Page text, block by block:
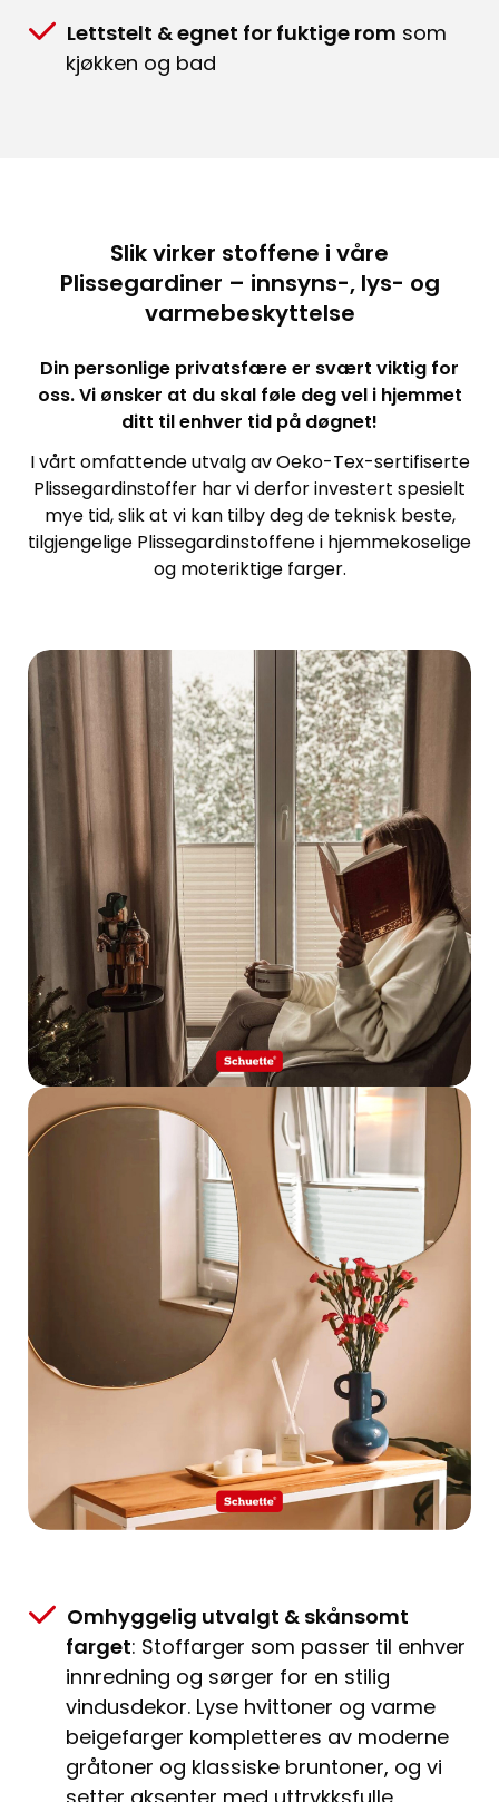
Lettstelt & egnet for fuktige rom som
kjøkken og bad
Slik virker stoffene i våre
Plissegardiner – innsyns-, lys- og
varmebeskyttelse
Din personlige privatsfære er svært viktig for
oss. Vi ønsker at du skal føle deg vel i hjemmet
ditt til enhver tid på døgnet!
I vårt omfattende utvalg av Oeko-Tex-sertifiserte
Plissegardinstoffer har vi derfor investert spesielt
mye tid, slik at vi kan tilby deg de teknisk beste,
tilgjengelige Plissegardinstoffene i hjemmekoselige
og moteriktige farger.
Omhyggelig utvalgt & skånsomt
farget: Stoffarger som passer til enhver
innredning og sørger for en stilig
vindusdekor. Lyse hvittoner og varme
beigefarger kompletteres av moderne
gråtoner og klassiske bruntoner, og vi